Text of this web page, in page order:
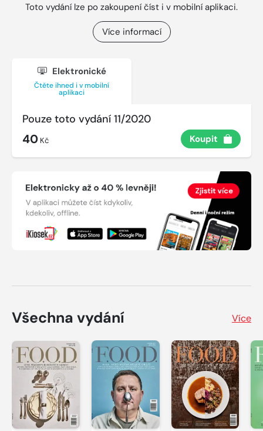
Toto vydání lze po zakoupení číst i v mobilní aplikaci.
Více informací
Elektronické
Čtěte ihned i v mobilní
aplikaci
Pouze toto vydání 11/2020
40 Kč Koupit
Všechna vydání Více